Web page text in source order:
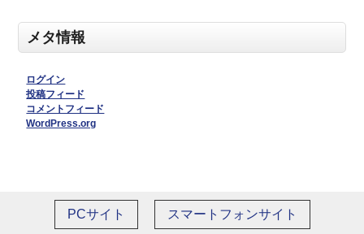
メタ情報
ログイン
投稿フィード
コメントフィード
WordPress.org
PCサイト スマートフォンサイト